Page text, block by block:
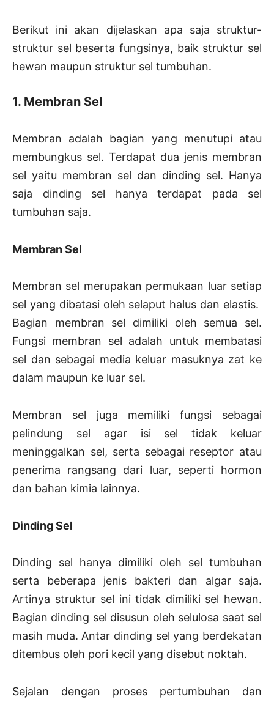
Berikut ini akan dijelaskan apa saja struktur-
struktur sel beserta fungsinya, baik struktur sel
hewan maupun struktur sel tumbuhan.
1. Membran Sel
Membran adalah bagian yang menutupi atau
membungkus sel. Terdapat dua jenis membran
sel yaitu membran sel dan dinding sel. Hanya
saja dinding sel hanya terdapat pada sel
tumbuhan saja.
Membran Sel
Membran sel merupakan permukaan luar setiap
sel yang dibatasi oleh selaput halus dan elastis.
Bagian membran sel dimiliki oleh semua sel.
Fungsi membran sel adalah untuk membatasi
sel dan sebagai media keluar masuknya zat ke
dalam maupun ke luar sel.
Membran sel juga memiliki fungsi sebagai
pelindung sel agar isi sel tidak keluar
meninggalkan sel, serta sebagai reseptor atau
penerima rangsang dari luar, seperti hormon
dan bahan kimia lainnya.
Dinding Sel
Dinding sel hanya dimiliki oleh sel tumbuhan
serta beberapa jenis bakteri dan algar saja.
Artinya struktur sel ini tidak dimiliki sel hewan.
Bagian dinding sel disusun oleh selulosa saat sel
masih muda. Antar dinding sel yang berdekatan
ditembus oleh pori kecil yang disebut noktah.
Sejalan dengan proses pertumbuhan dan